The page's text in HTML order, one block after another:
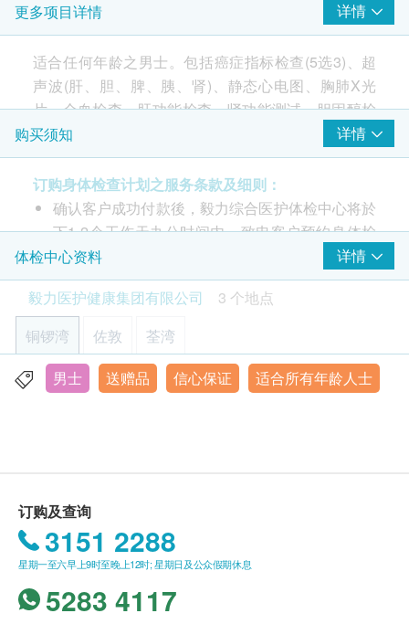
$300 AEON 礼券
$300 百佳电子礼券
癌指标 AFP(肝)
癌指标 CEA (肠)
癌指标 EBV(鼻咽)
癌指标 PSA(前列腺)
超声波检查 重点项目
上腹部超声波 (肝、胆、脾、胰及肾脏)
心脏检查 重点项目
静态心电图
肺功能 重点项目
胸肺X光片
3 基本项目
基本健康评估
身高
更多项目详情 详情
适合任何年龄之男士。包括癌症指标检查(5选3)、超
声波(肝、胆、脾、胰、肾)、静态心电图、胸肺X光
片、全血检查、肝功能检查、肾功能测试、胆固醇检
查。
包括癌症指标检查(5选3)、超声波(肝、胆、脾、胰、
肾)、静态心电图、胸肺X光片、全血检查、肝功能检
查、肾功能测试、胆固醇检查。
注意事项:
- 请详阅以下「条款及细则」了解更多服务需知及注
意事项
购买须知 详情
订购身体检查计划之服务条款及细则：
确认客户成功付款後，毅力综合医护体检中心将於
下1-2个工作天办公时间内，致电客户预约身体检
查的时间和地点，并会通知客户验身注意事项。
客户亦可致电本中心预约或查询，电话：(铜锣
湾)3520 3292 / (佐敦) 3426 9771 / (荃湾) 3101
4866。
部份检查只限佐敦中心，请致电(铜锣湾)3520
3292 / (佐敦) 3426 9771 / (荃湾) 3101 4866 查
询。
进行身体检查後，一般情况下，可於2-3星期内发
出验身报告。如须讲解报告，请先致电中心预约，
客户可选择以下方式领取报告：
(1) 亲身领取：客户亲身往毅力综合医护体检中心
领取报告，并由本中心医生或註册护士亲自讲解报
体检中心资料
详情
毅力医护健康集团有限公司
3 个地点
铜锣湾
佐敦 荃湾
香港铜锣湾轩尼诗道555号东角中心(旧翼)1903室
男士 送赠品 信心保证 适合所有年龄人士
订购及查询
3151 2288
星期一至六早上9时至晚上12时; 星期日及公众假期休息
5283 4117